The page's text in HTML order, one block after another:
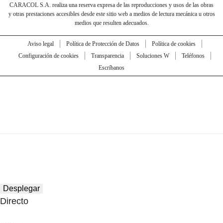
CARACOL S.A. realiza una reserva expresa de las reproducciones y usos de las obras
y otras prestaciones accesibles desde este sitio web a medios de lectura mecánica u otros
medios que resulten adecuados.
Aviso legal Política de Protección de Datos
Política de cookies
Configuración de cookies
Transparencia Soluciones W
Teléfonos
Escríbanos
Desplegar
Directo